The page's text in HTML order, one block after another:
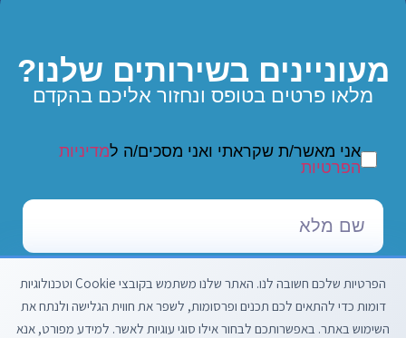
מעוניינים בשירותים שלנו?
מלאו פרטים בטופס ונחזור אליכם בהקדם
אני מאשר/ת שקראתי ואני מסכים/ה למדיניות
הפרטיות
הפרטיות שלכם חשובה לנו. האתר שלנו משתמש בקובצי Cookie וטכנולוגיות
דומות כדי להתאים לכם תכנים ופרסומות, לשפר את חווית הגלישה ולנתח את
השימוש באתר. באפשרותכם לבחור אילו סוגי עוגיות לאשר. למידע מפורט, אנא